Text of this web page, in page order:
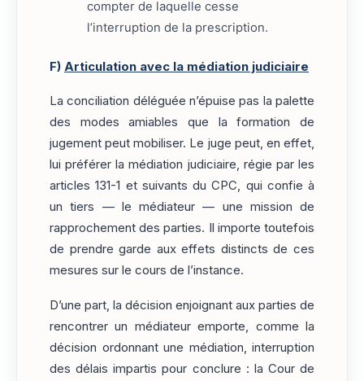
compter de laquelle cesse
l’interruption de la prescription.
F) Articulation avec la médiation judiciaire
La conciliation déléguée n’épuise pas la palette
des modes amiables que la formation de
jugement peut mobiliser. Le juge peut, en effet,
lui préférer la médiation judiciaire, régie par les
articles 131-1 et suivants du CPC, qui confie à
un tiers — le médiateur — une mission de
rapprochement des parties. Il importe toutefois
de prendre garde aux effets distincts de ces
mesures sur le cours de l’instance.
D’une part, la décision enjoignant aux parties de
rencontrer un médiateur emporte, comme la
décision ordonnant une médiation, interruption
des délais impartis pour conclure : la Cour de